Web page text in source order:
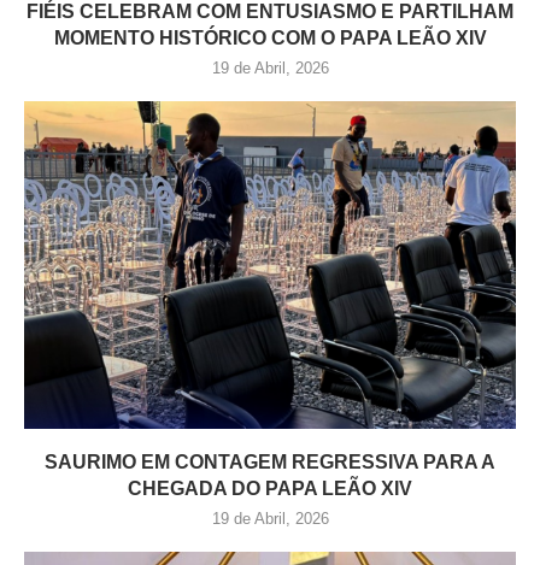
FIÉIS CELEBRAM COM ENTUSIASMO E PARTILHAM
MOMENTO HISTÓRICO COM O PAPA LEÃO XIV
19 de Abril, 2026
SAURIMO EM CONTAGEM REGRESSIVA PARA A
CHEGADA DO PAPA LEÃO XIV
19 de Abril, 2026